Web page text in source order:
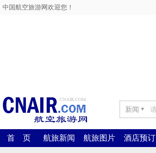
中国航空旅游网欢迎您！
新闻 ▼
首 页 航旅新闻 航旅图片 酒店预订